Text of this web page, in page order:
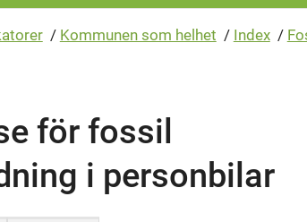
/ Kommunen som helhet / Index /
för fossil
i personbilar